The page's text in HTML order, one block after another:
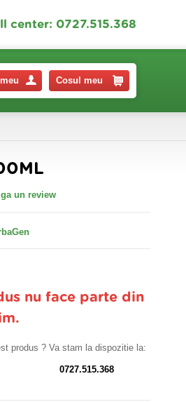
center: 0727.515.368
Cosul meu
un review
nu face parte din
produs ? Va stam la dispozitie la:
0727.515.368